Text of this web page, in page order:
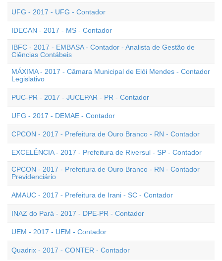
UFG - 2017 - UFG - Contador
IDECAN - 2017 - MS - Contador
IBFC - 2017 - EMBASA - Contador - Analista de Gestão de
Ciências Contábeis
MÁXIMA - 2017 - Câmara Municipal de Elói Mendes - Contador
Legislativo
PUC-PR - 2017 - JUCEPAR - PR - Contador
UFG - 2017 - DEMAE - Contador
CPCON - 2017 - Prefeitura de Ouro Branco - RN - Contador
EXCELÊNCIA - 2017 - Prefeitura de Riversul - SP - Contador
CPCON - 2017 - Prefeitura de Ouro Branco - RN - Contador
Previdenciário
AMAUC - 2017 - Prefeitura de Irani - SC - Contador
INAZ do Pará - 2017 - DPE-PR - Contador
UEM - 2017 - UEM - Contador
Quadrix - 2017 - CONTER - Contador